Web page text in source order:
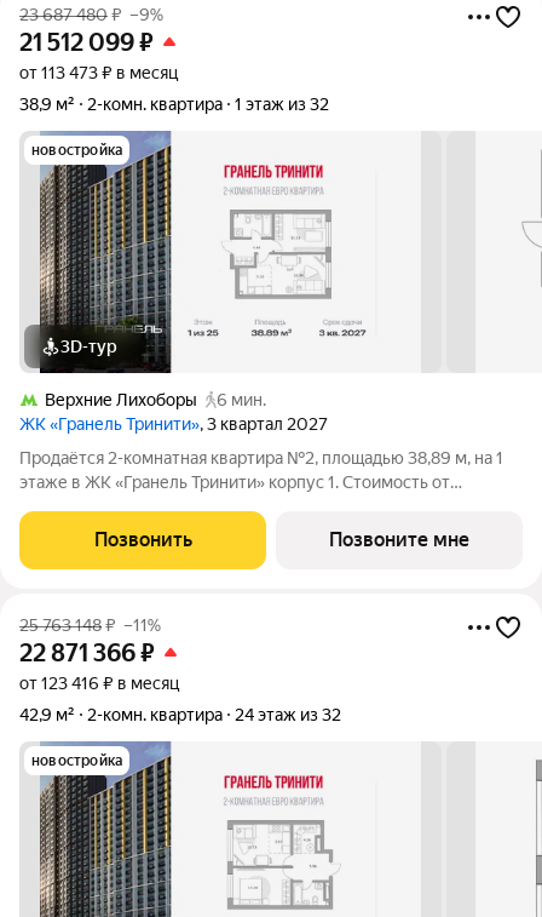
23 687 480₽ –9%
21 512 099₽
от 113 473 ₽ в месяц
38,9 м²
2-комн. квартира 1 этаж из 32
новостройка
3D-тур
Верхние Лихоборы
6 мин.
ЖК «Гранель Тринити», 3 квартал 2027
Продаётся 2-комнатная квартира №2, площадью 38,89 м, на 1
этаже в ЖК «Гранель Тринити» корпус 1. Стоимость от
односторонняя, окна на улицу. Жилой квартал «Гранель
Тринити» расположен на севере Москвы, в
Позвонить Позвоните мне
25 763 148₽ –11%
22 871 366₽
от 123 416 ₽ в месяц
42,9 м²
2-комн. квартира 24 этаж из 32
новостройка